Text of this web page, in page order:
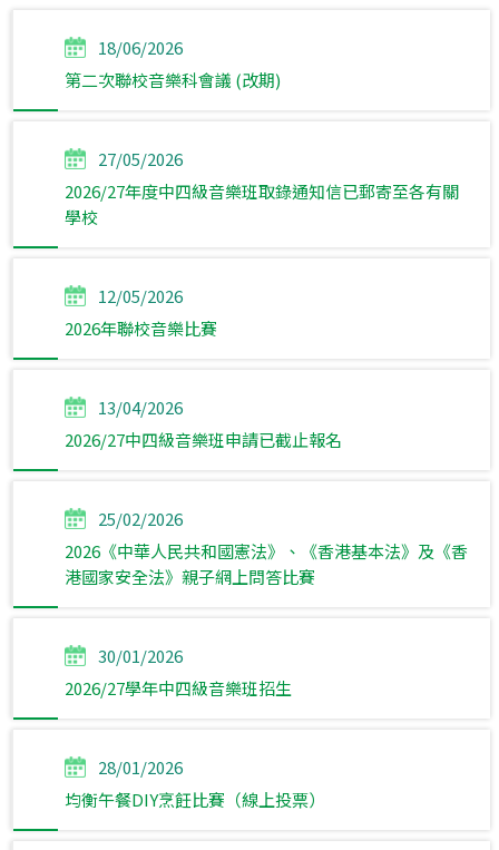
18/06/2026
第二次聯校音樂科會議 (改期)
27/05/2026
2026/27年度中四級音樂班取錄通知信已郵寄至各有關
學校
12/05/2026
2026年聯校音樂比賽
13/04/2026
2026/27中四級音樂班申請已截止報名
25/02/2026
2026《中華人民共和國憲法》、《香港基本法》及《香
港國家安全法》親子網上問答比賽
30/01/2026
2026/27學年中四級音樂班招生
28/01/2026
均衡午餐DIY烹飪比賽（線上投票）